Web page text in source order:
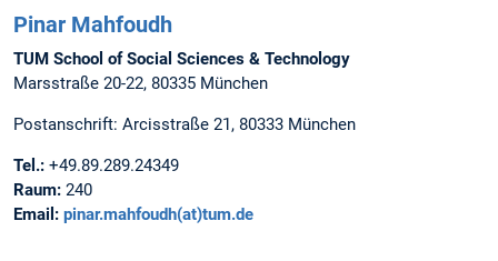
Pinar Mahfoudh
TUM School of Social Sciences & Technology
Marsstraße 20-22, 80335 München
Postanschrift: Arcisstraße 21, 80333 München
Tel.: +49.89.289.24349
Raum: 240
Email: pinar.mahfoudh(at)tum.de